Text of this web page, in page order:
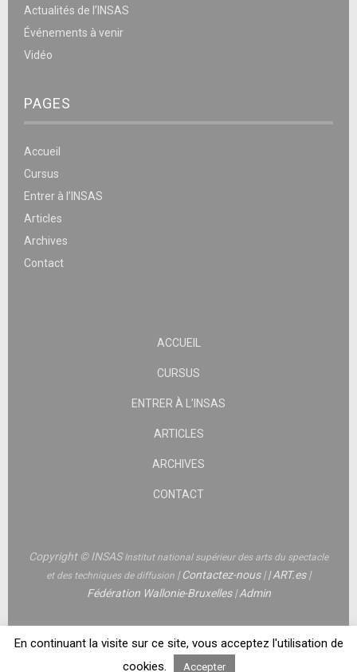
Actualités de l’INSAS
Événements à venir
Vidéo
PAGES
Accueil
Cursus
Entrer à l’INSAS
Articles
Archives
Contact
ACCUEIL
CURSUS
ENTRER À L’INSAS
ARTICLES
ARCHIVES
CONTACT
Copyright © INSASInstitut national supérieur des arts du spectacle
et des techniques de diffusion |Contactez-nous||ART.es|
Fédération Wallonie-Bruxelles|Admin
En continuant la visite sur ce site, vous acceptez l'utilisation de
cookies.
Accepter